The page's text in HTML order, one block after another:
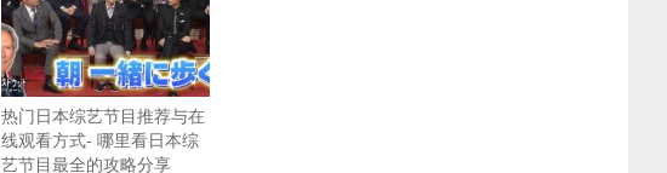
热门日本综艺节目推荐与在
线观看方式- 哪里看日本综
艺节目最全的攻略分享